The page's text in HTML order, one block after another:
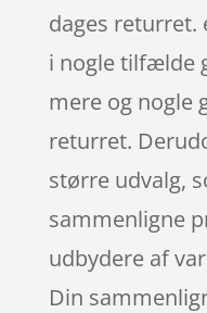
dages returret.
i nogle tilfælde
mere og nogle
returret.
større udvalg,
sammenligne
udbydere af
Din